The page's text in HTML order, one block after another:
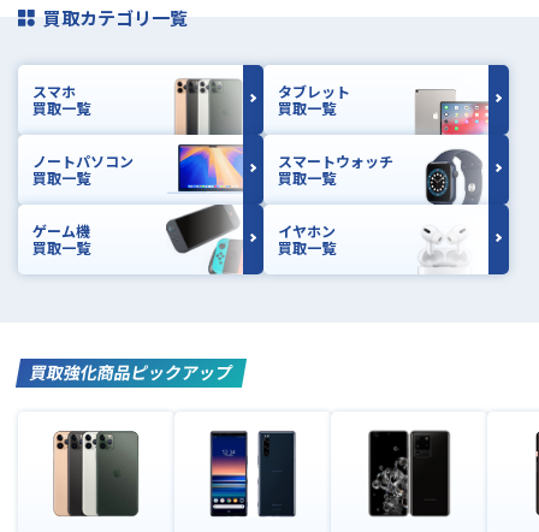
買取カテゴリ一覧
スマホ
買取一覧
タブレット
買取一覧
ノートパソコン
買取一覧
スマートウォッチ
買取一覧
ゲーム機
買取一覧
イヤホン
買取一覧
買取強化商品ピックアップ